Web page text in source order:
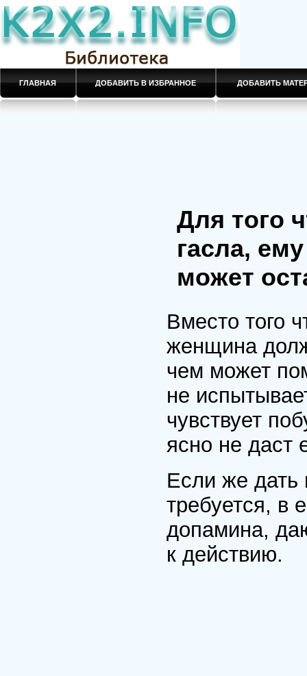
ГЛАВНАЯ ДОБАВИТЬ В ИЗБРАННОЕ ДОБАВИТЬ
Для того
гасла,
может
Вместо того
женщина
чем может
не
чувствует
ясно не даст
Если же дать
требуется, в
допамина,
к действию.